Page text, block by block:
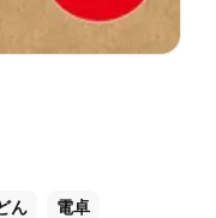
ん 電卓